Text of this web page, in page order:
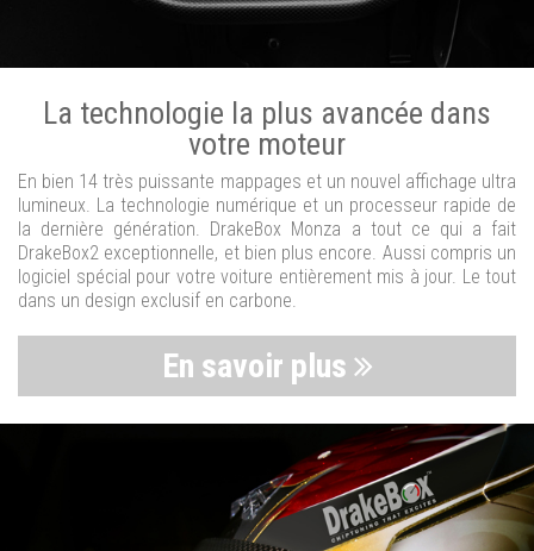
La technologie la plus avancée dans
votre moteur
En bien 14 très puissante mappages et un nouvel affichage ultra
lumineux. La technologie numérique et un processeur rapide de
la dernière génération. DrakeBox Monza a tout ce qui a fait
DrakeBox2 exceptionnelle, et bien plus encore. Aussi compris un
logiciel spécial pour votre voiture entièrement mis à jour. Le tout
dans un design exclusif en carbone.
En savoir plus